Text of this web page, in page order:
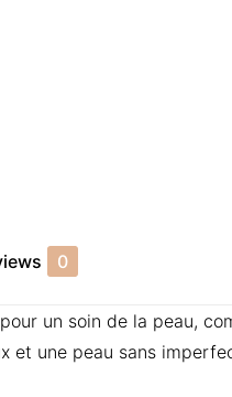
0
un soin de la peau,
et une peau sans